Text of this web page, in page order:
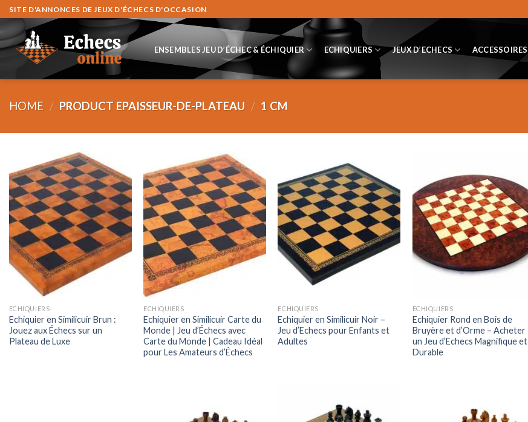
Skip
to
content
SITE D'ANNONCES DE JEUX D'ÉCHECS D'OCCASION
ENSEMBLES JEU D’ÉCHEC & ÉCHIQUIER ECHIQUIERS JEUX D’ECHECS ACCESSOIRES
HOME / PRODUCT EPAISSEUR-DE-PLATEAU / 1 CM
ECHIQUIERS
Echiquier en Similicuir Brun :
Jouez aux Échecs sur un
Plateau de Luxe
ECHIQUIERS
Echiquier en Similicuir Carte du
Monde | Jeu d’Échecs avec
Carte du Monde | Cadeau Idéal
pour Les Amateurs d’Échecs
ECHIQUIERS
Echiquier en Similicuir Noir –
Jeu d’Echecs pour Enfants et
Adultes
ECHIQUIERS
Echiquier Rond en Bois de
Bruyère et d’Orme – Acheter
un Jeu d’Echecs Magnifique et
Durable